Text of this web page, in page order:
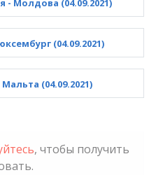
Молдова (04.09.2021)
(04.09.2021)
(04.09.2021)
, чтобы получить